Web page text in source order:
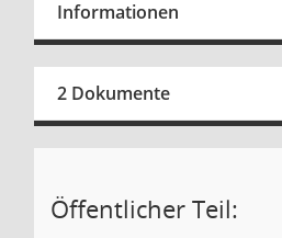
Informationen
2 Dokumente
Öffentlicher Teil: